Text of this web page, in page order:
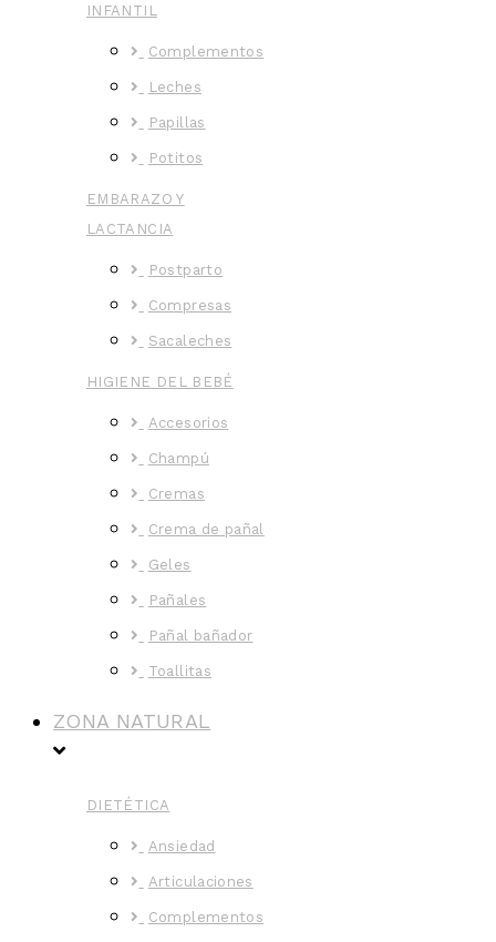
INFANTIL
Complementos
Leches
Papillas
Potitos
EMBARAZO Y
LACTANCIA
Postparto
Compresas
Sacaleches
HIGIENE DEL BEBÉ
Accesorios
Champú
Cremas
Crema de pañal
Geles
Pañales
Pañal bañador
Toallitas
ZONA NATURAL
DIETÉTICA
Ansiedad
Articulaciones
Complementos